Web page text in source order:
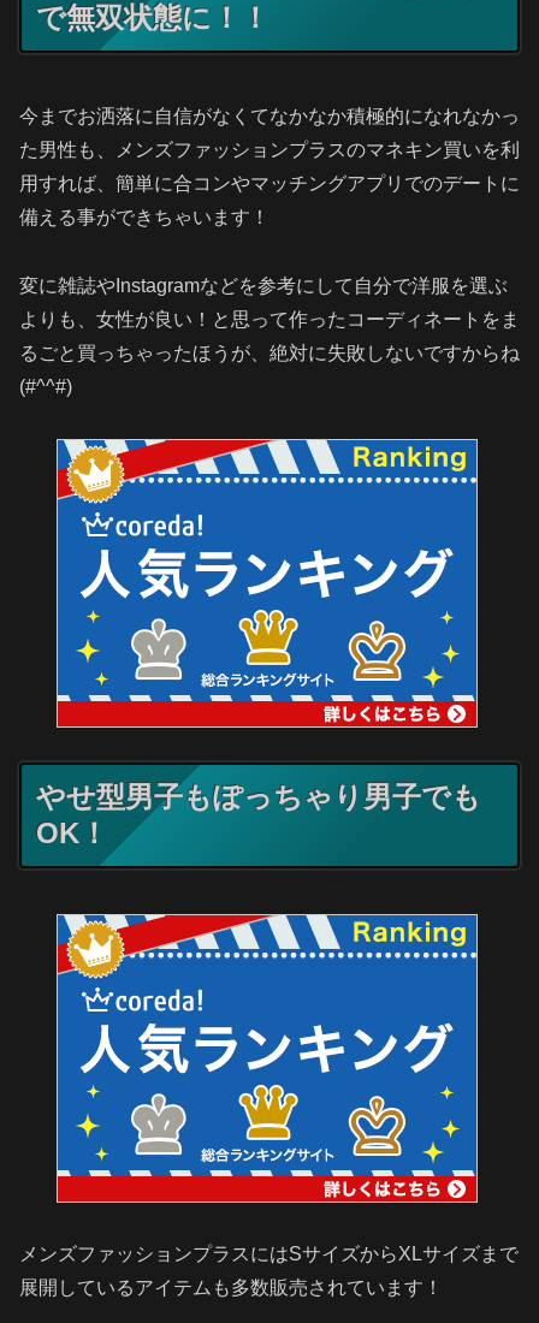
で無双状態に！！
今までお洒落に自信がなくてなかなか積極的になれなかっ
た男性も、メンズファッションプラスのマネキン買いを利
用すれば、簡単に合コンやマッチングアプリでのデートに
備える事ができちゃいます！
変に雑誌やInstagramなどを参考にして自分で洋服を選ぶ
よりも、女性が良い！と思って作ったコーディネートをま
るごと買っちゃったほうが、絶対に失敗しないですからね
(#^^#)
やせ型男子もぽっちゃり男子でも
OK！
メンズファッションプラスにはSサイズからXLサイズまで
展開しているアイテムも多数販売されています！